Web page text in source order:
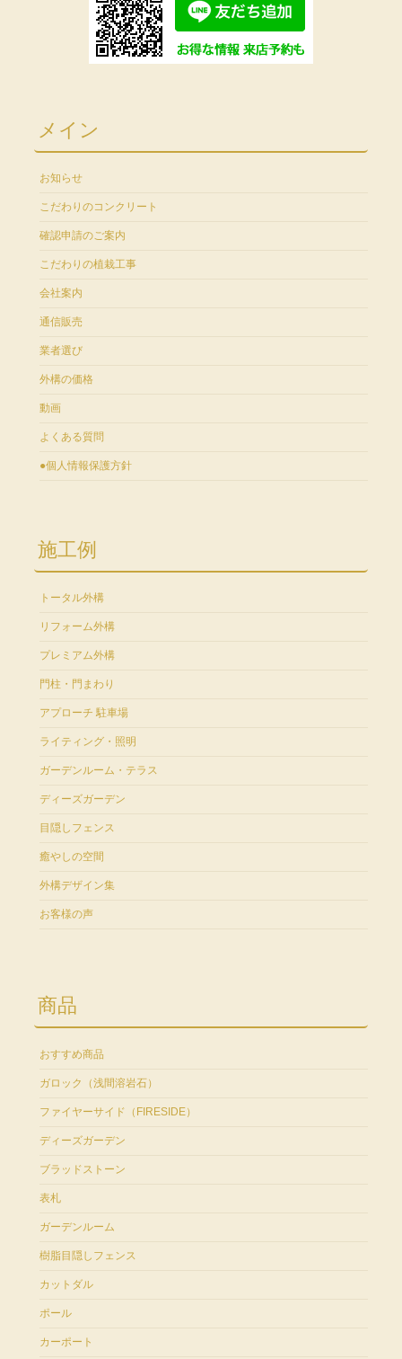
メイン
お知らせ
こだわりのコンクリート
確認申請のご案内
こだわりの植栽工事
会社案内
通信販売
業者選び
外構の価格
動画
よくある質問
●個人情報保護方針
施工例
トータル外構
リフォーム外構
プレミアム外構
門柱・門まわり
アプローチ 駐車場
ライティング・照明
ガーデンルーム・テラス
ディーズガーデン
目隠しフェンス
癒やしの空間
外構デザイン集
お客様の声
商品
おすすめ商品
ガロック（浅間溶岩石）
ファイヤーサイド（FIRESIDE）
ディーズガーデン
ブラッドストーン
表札
ガーデンルーム
樹脂目隠しフェンス
カットダル
ポール
カーポート